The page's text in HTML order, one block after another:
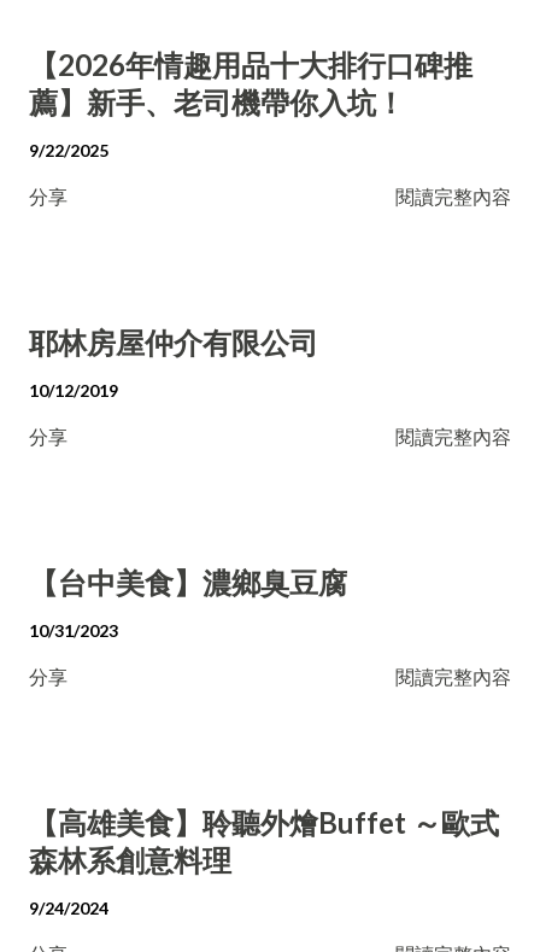
【2026年情趣用品十大排行口碑推
薦】新手、老司機帶你入坑！
9/22/2025
分享 閱讀完整內容
耶林房屋仲介有限公司
10/12/2019
分享 閱讀完整內容
【台中美食】濃鄉臭豆腐
10/31/2023
分享 閱讀完整內容
【高雄美食】聆聽外燴Buffet ～歐式
森林系創意料理
9/24/2024